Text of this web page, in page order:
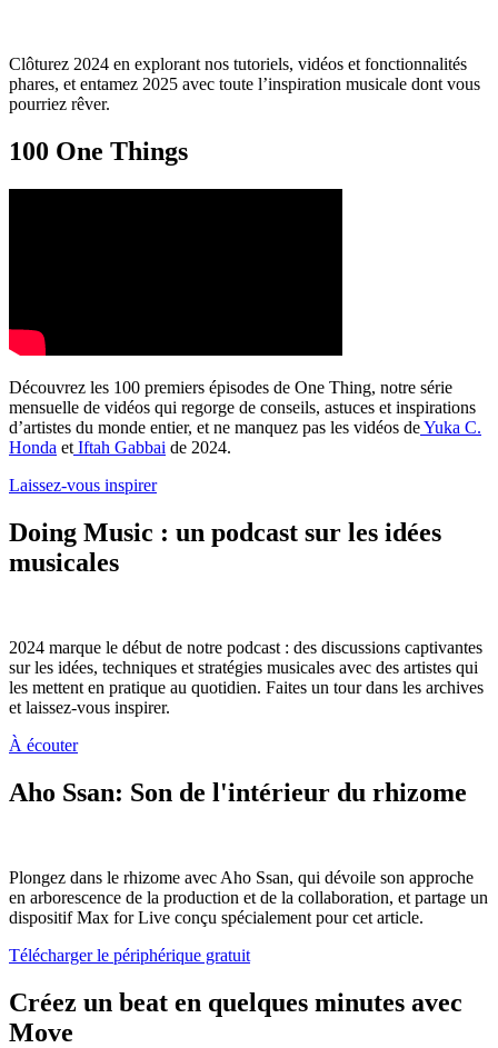
Clôturez 2024 en explorant nos tutoriels, vidéos et fonctionnalités
phares, et entamez 2025 avec toute l’inspiration musicale dont vous
pourriez rêver.
100 One Things
Découvrez les 100 premiers épisodes de One Thing, notre série
mensuelle de vidéos qui regorge de conseils, astuces et inspirations
d’artistes du monde entier, et ne manquez pas les vidéos deYuka C.
Honda et Iftah Gabbai de 2024.
Laissez-vous inspirer
Doing Music : un podcast sur les idées
musicales
2024 marque le début de notre podcast : des discussions captivantes
sur les idées, techniques et stratégies musicales avec des artistes qui
les mettent en pratique au quotidien. Faites un tour dans les archives
et laissez-vous inspirer.
À écouter
Aho Ssan: Son de l'intérieur du rhizome
Plongez dans le rhizome avec Aho Ssan, qui dévoile son approche
en arborescence de la production et de la collaboration, et partage un
dispositif Max for Live conçu spécialement pour cet article.
Télécharger le périphérique gratuit
Créez un beat en quelques minutes avec
Move